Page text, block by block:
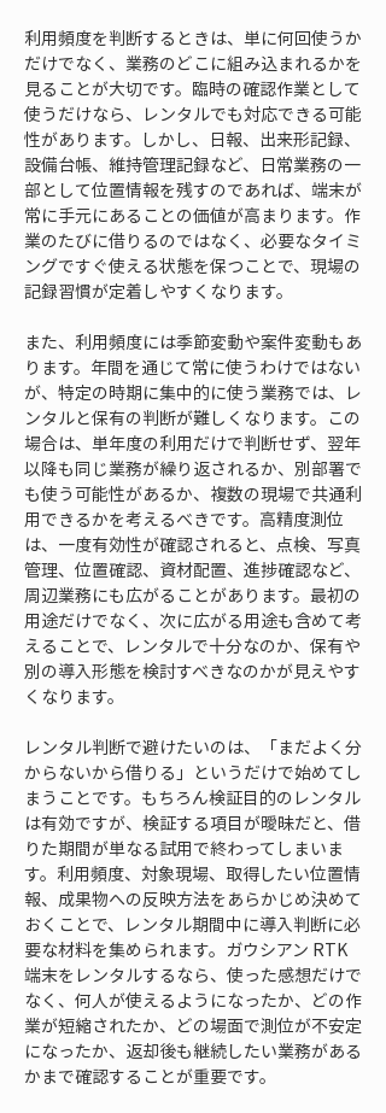
利用頻度を判断するときは、単に何回使うか
だけでなく、業務のどこに組み込まれるかを
見ることが大切です。臨時の確認作業として
使うだけなら、レンタルでも対応できる可能
性があります。しかし、日報、出来形記録、
設備台帳、維持管理記録など、日常業務の一
部として位置情報を残すのであれば、端末が
常に手元にあることの価値が高まります。作
業のたびに借りるのではなく、必要なタイミ
ングですぐ使える状態を保つことで、現場の
記録習慣が定着しやすくなります。
また、利用頻度には季節変動や案件変動もあ
ります。年間を通じて常に使うわけではない
が、特定の時期に集中的に使う業務では、レ
ンタルと保有の判断が難しくなります。この
場合は、単年度の利用だけで判断せず、翌年
以降も同じ業務が繰り返されるか、別部署で
も使う可能性があるか、複数の現場で共通利
用できるかを考えるべきです。高精度測位
は、一度有効性が確認されると、点検、写真
管理、位置確認、資材配置、進捗確認など、
周辺業務にも広がることがあります。最初の
用途だけでなく、次に広がる用途も含めて考
えることで、レンタルで十分なのか、保有や
別の導入形態を検討すべきなのかが見えやす
くなります。
レンタル判断で避けたいのは、「まだよく分
からないから借りる」というだけで始めてし
まうことです。もちろん検証目的のレンタル
は有効ですが、検証する項目が曖昧だと、借
りた期間が単なる試用で終わってしまいま
す。利用頻度、対象現場、取得したい位置情
報、成果物への反映方法をあらかじめ決めて
おくことで、レンタル期間中に導入判断に必
要な材料を集められます。ガウシアン RTK
端末をレンタルするなら、使った感想だけで
なく、何人が使えるようになったか、どの作
業が短縮されたか、どの場面で測位が不安定
になったか、返却後も継続したい業務がある
かまで確認することが重要です。